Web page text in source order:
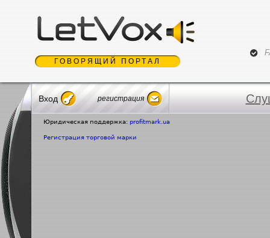
ГОВОРЯЩИЙ ПОРТАЛ
Вход регистрация
Юридическая поддержка: profitmark.ua
Регистрация торговой марки